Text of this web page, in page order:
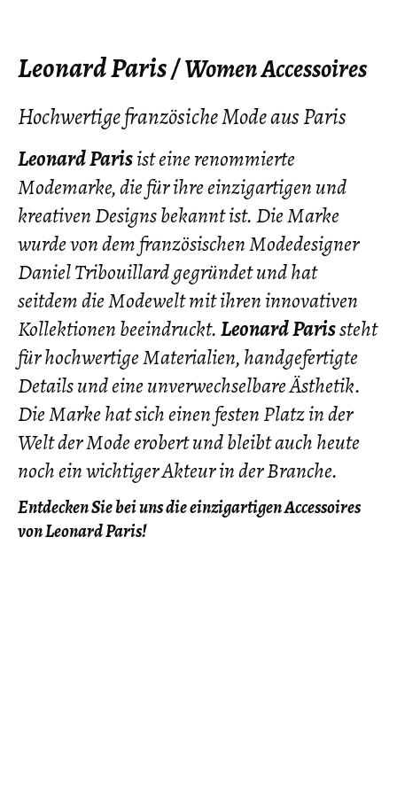
Leonard Paris /Women Accessoires
Hochwertige französiche Mode aus Paris
Leonard Parisist eine renommierte
Modemarke, die für ihre einzigartigen und
kreativen Designs bekannt ist. Die Marke
wurde von dem französischen Modedesigner
Daniel Tribouillard gegründet und hat
seitdem die Modewelt mit ihren innovativen
Kollektionen beeindruckt.Leonard Parissteht
für hochwertige Materialien, handgefertigte
Details und eine unverwechselbare Ästhetik.
Die Marke hat sich einen festen Platz in der
Welt der Mode erobert und bleibt auch heute
noch ein wichtiger Akteur in der Branche.
Entdecken Sie bei uns die einzigartigen Accessoires
von Leonard Paris!